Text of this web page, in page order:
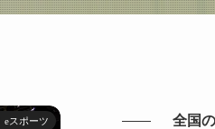
eスポーツ 全国